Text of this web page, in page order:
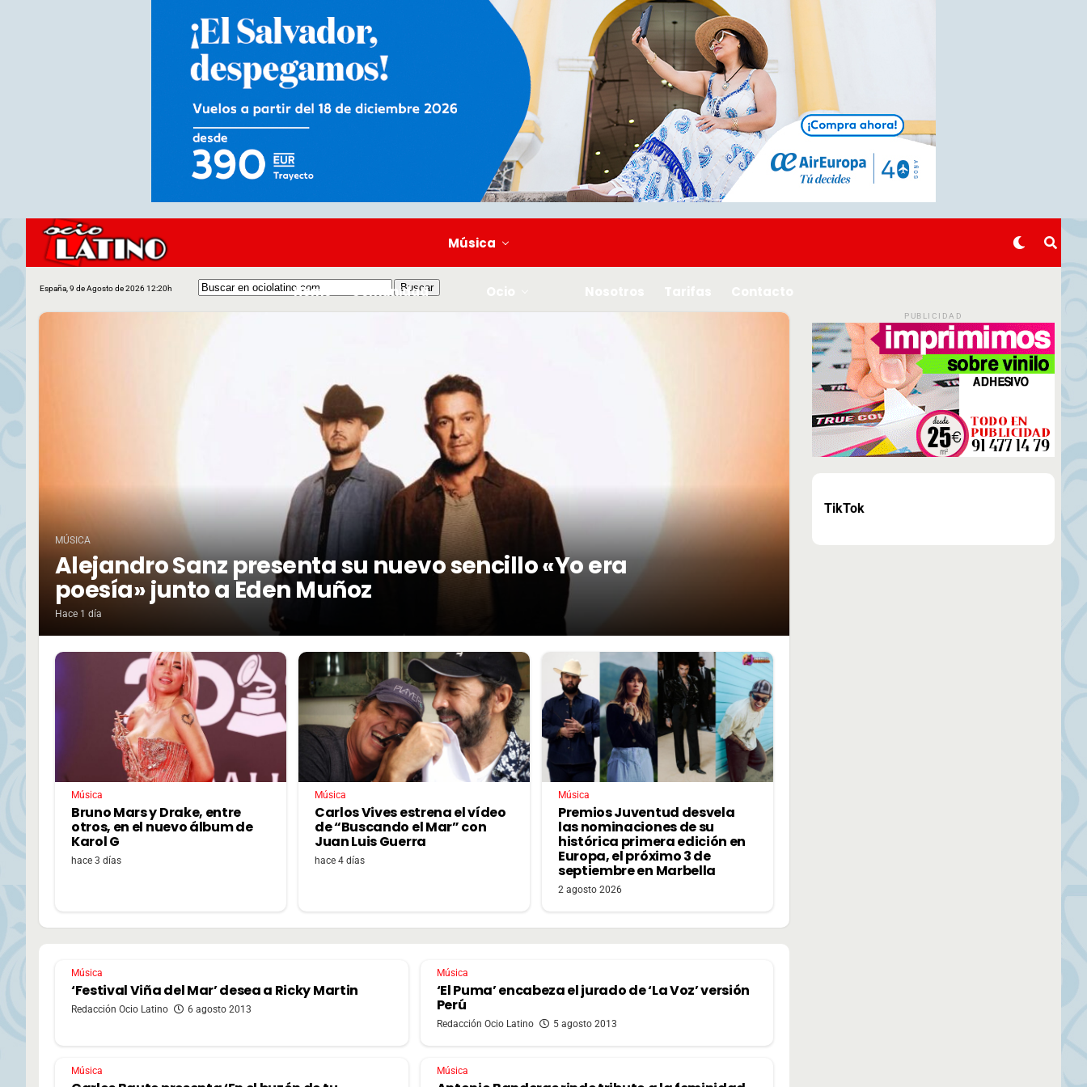
Home Comunidad
Música
España, 9 de Agosto de 2026 12:20h
MÚSICA
Alejandro Sanz presenta su nuevo sencillo «Yo era
poesía» junto a Eden Muñoz
Hace 1 día
Música
Bruno Mars y Drake, entre
otros, en el nuevo álbum de
Karol G
hace 3 días
Música
Carlos Vives estrena el vídeo
de “Buscando el Mar” con
Juan Luis Guerra
hace 4 días
Música
Premios Juventud desvela
las nominaciones de su
histórica primera edición en
Europa, el próximo 3 de
septiembre en Marbella
2 agosto 2026
Música
‘Festival Viña del Mar’ desea a Ricky Martin
Redacción Ocio Latino 6 agosto 2013
Música
‘El Puma’ encabeza el jurado de ‘La Voz’ versión
Perú
Redacción Ocio Latino 5 agosto 2013
Música Música
PUBLICIDAD
TikTok